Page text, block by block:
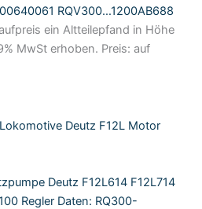
RQV300…1200AB688
ein Altteilepfand in Höhe
MwSt erhoben. Preis: auf
Deutz F12L614 F12L714
Regler Daten: RQ300-